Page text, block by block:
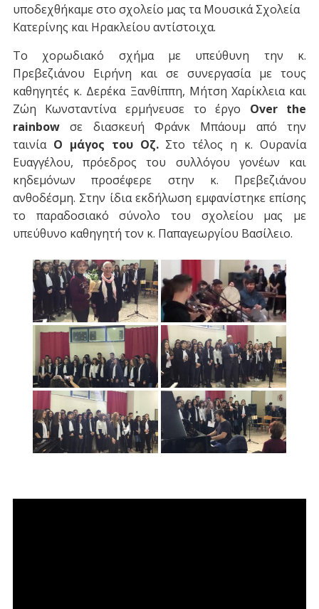
υποδεχθήκαμε στο σχολείο μας τα Μουσικά Σχολεία
Κατερίνης και Ηρακλείου αντίστοιχα.
Το χορωδιακό σχήμα με υπεύθυνη την κ.
Πρεβεζιάνου Ειρήνη και σε συνεργασία με τους
καθηγητές κ. Δερέκα Ξανθίππη, Μήτση Χαρίκλεια και
Ζώη Κωνσταντίνα ερμήνευσε το έργο Οver the
rainbowσε διασκευή Φράνκ Μπάουμ από την
ταινία Ο μάγος του Οζ. Στο τέλος η κ. Ουρανία
Ευαγγέλου, πρόεδρος του συλλόγου γονέων και
κηδεμόνων προσέφερε στην κ. Πρεβεζιάνου
ανθοδέσμη. Στην ίδια εκδήλωση εμφανίστηκε επίσης
το παραδοσιακό σύνολο του σχολείου μας με
υπεύθυνο καθηγητή τον κ. Παπαγεωργίου Βασίλειο.